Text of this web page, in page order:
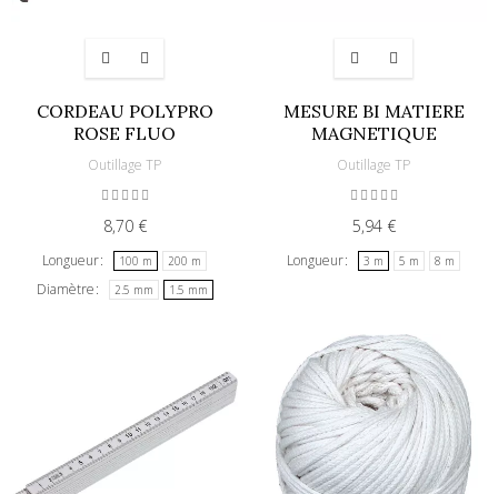
CORDEAU POLYPRO
ROSE FLUO
Outillage TP
8,70 €
Longueur 100 m 200 m
Diamètre 2.5 mm 1.5 mm
MESURE BI MATIERE
MAGNETIQUE
Outillage TP
5,94 €
Longueur 3 m 5 m 8 m